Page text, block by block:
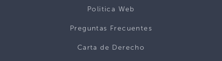
Politica Web
Preguntas Frecuentes
Carta de Derecho